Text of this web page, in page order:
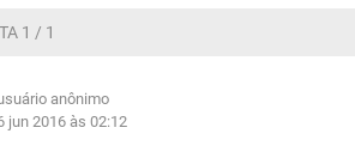
1 / 1
anônimo
jun 2016 às 02:12